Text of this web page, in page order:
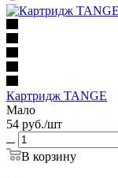
Картридж TANGE
Мало
54 руб./шт
В корзину